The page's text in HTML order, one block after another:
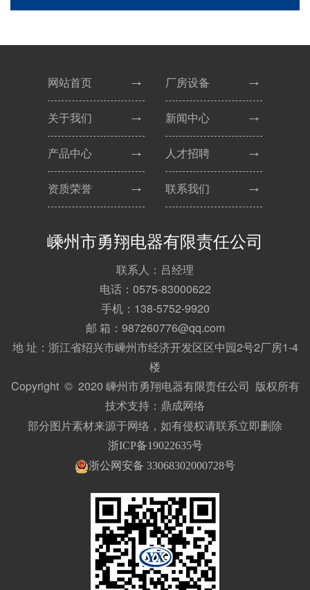
嵊州市勇翔电器有限责任公司
联系人：吕经理
电话：0575-83000622
手机：138-5752-9920
邮 箱：987260776@qq.com
地 址：浙江省绍兴市嵊州市经济开发区区中园2号2厂房1-4
楼
Copyright © 2020 嵊州市勇翔电器有限责任公司 版权所有
技术支持： 鼎成网络
部分图片素材来源于网络，如有侵权请联系立即删除
浙ICP备19022635号
浙公网安备 33068302000728号
网站首页
关于我们
产品中心
资质荣誉
厂房设备
新闻中心
人才招聘
联系我们